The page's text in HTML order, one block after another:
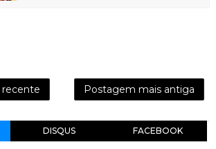
Postagem mais antiga
DISQUS FACEBOOK